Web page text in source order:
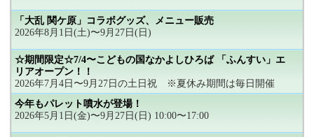
「大乱 関ケ原」コラボグッズ、メニュー販売
2026年8月1日(土)〜9月27日(日)
☆期間限定☆7/4〜こどもの国なかよしひろば 「ふんすい」エ
リアオープン！！
2026年7月4日〜9月27日の土日祝 ※夏休み期間は毎日開催
今年もパレット噴水が登場！
2026年5月1日(金)〜9月27日(日) 10:00〜17:00